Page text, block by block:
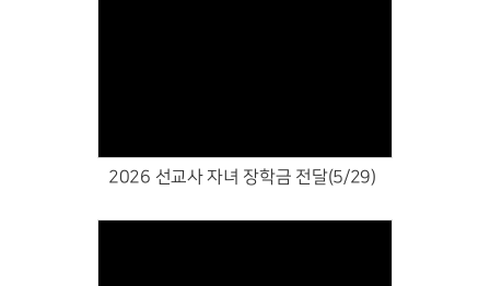
2026 선교사 자녀 장학금 전달(5/29)